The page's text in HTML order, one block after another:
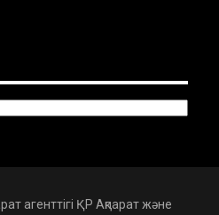
агенттігі ҚР Ақпарат және